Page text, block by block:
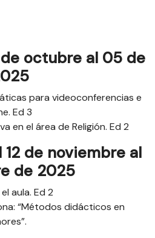
octubre al 05 de
para videoconferencias e
Ed 3
en el área de Religión. Ed 2
12 de noviembre al
de 2025
aula. Ed 2
“Métodos didácticos en